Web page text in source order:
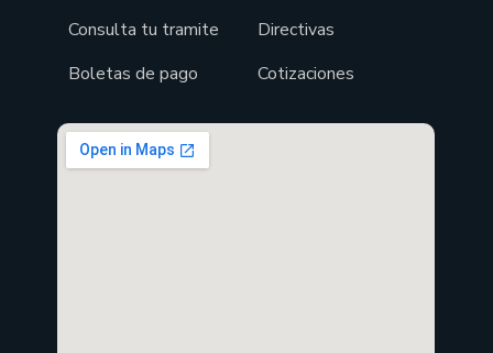
Consulta tu tramite
Boletas de pago
Directivas
Cotizaciones